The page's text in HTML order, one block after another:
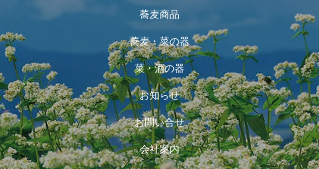
蕎麦商品
蕎麦・菜の器
菜・酒の器
お知らせ
お問い合せ
会社案内